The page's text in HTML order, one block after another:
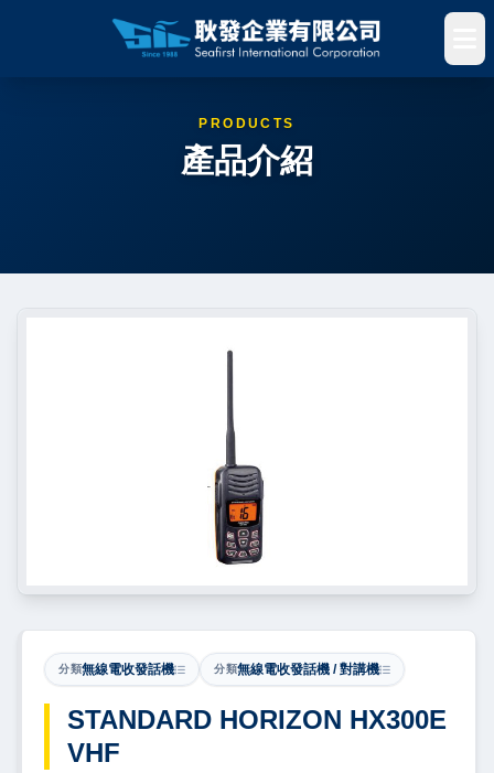
PRODUCTS
產品介紹
分類無線電收發話機 分類無線電收發話機 / 對講機
STANDARD HORIZON HX300E
VHF